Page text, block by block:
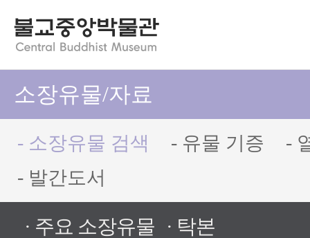
소장유물/자료
- 소장유물 검색 - 유물 기증
-
- 발간도서
· 주요 소장유물 · 탁본